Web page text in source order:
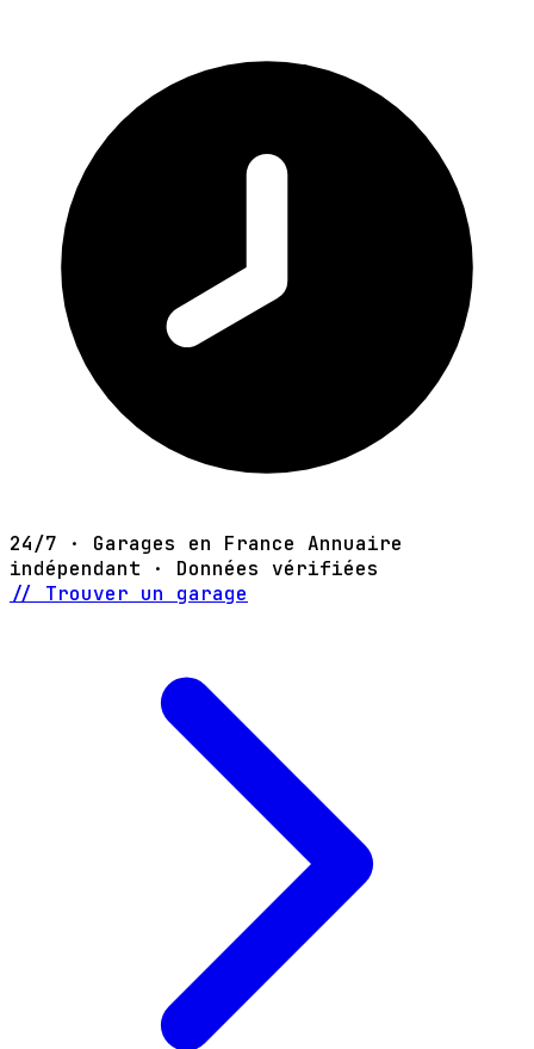
24/7 · Garages en France Annuaire
indépendant · Données vérifiées
// Trouver un garage